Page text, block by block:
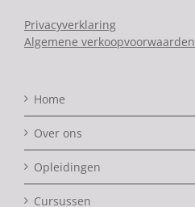
Privacyverklaring
Algemene verkoopvoorwaarden
Home
Over ons
Opleidingen
Cursussen